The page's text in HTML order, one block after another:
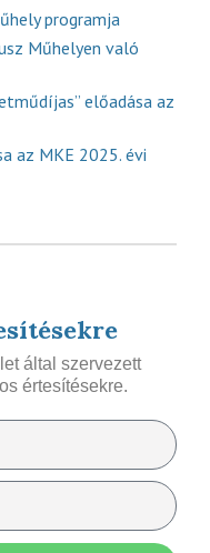
programja
Műhelyen való
előadása az
az MKE 2025. évi
által szervezett
értesítésekre.